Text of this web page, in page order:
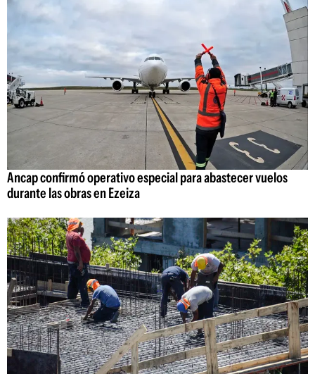
Ancap confirmó operativo especial para abastecer vuelos
durante las obras en Ezeiza